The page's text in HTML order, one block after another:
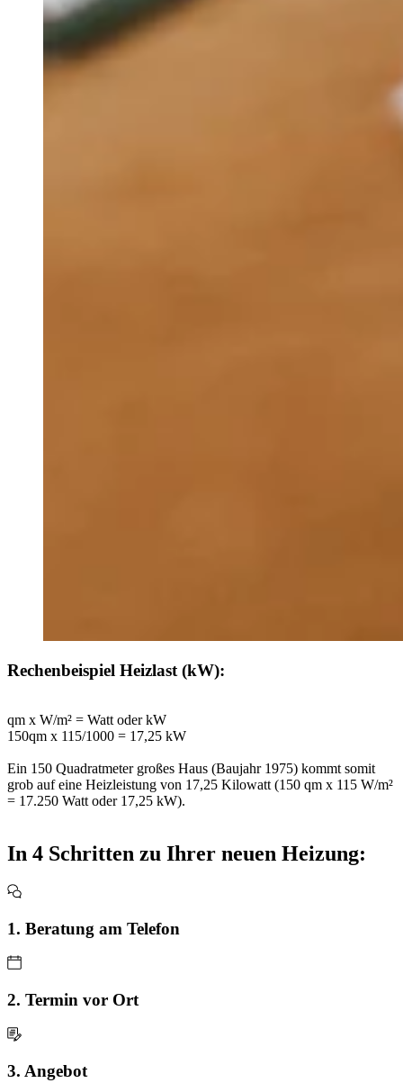
Rechenbeispiel Heizlast (kW):
qm x W/m² = Watt oder kW
150qm x 115/1000 = 17,25 kW
Ein 150 Quadratmeter großes Haus (Baujahr 1975) kommt somit
grob auf eine Heizleistung von 17,25 Kilowatt (150 qm x 115 W/m²
= 17.250 Watt oder 17,25 kW).
In 4 Schritten zu Ihrer neuen Heizung:
1. Beratung am Telefon
2. Termin vor Ort
3. Angebot